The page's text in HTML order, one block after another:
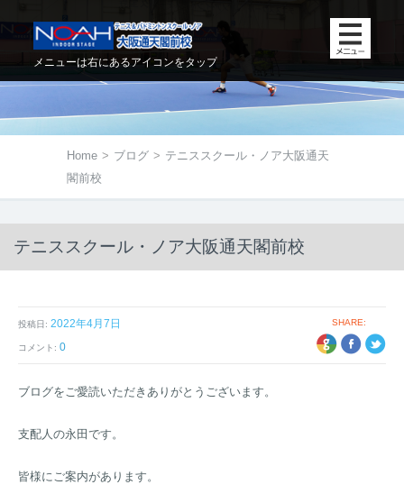
メニューは右にあるアイコンをタップ
Home > ブログ > テニススクール・ノア大阪通天
閣前校
テニススクール・ノア大阪通天閣前校
SHARE:
TWITTER
投稿日: 2022年4月7日
コメント: 0
ブログをご愛読いただきありがとうございます。
支配人の永田です。
皆様にご案内があります。